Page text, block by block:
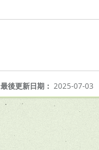
最後更新日期： 2025-07-03